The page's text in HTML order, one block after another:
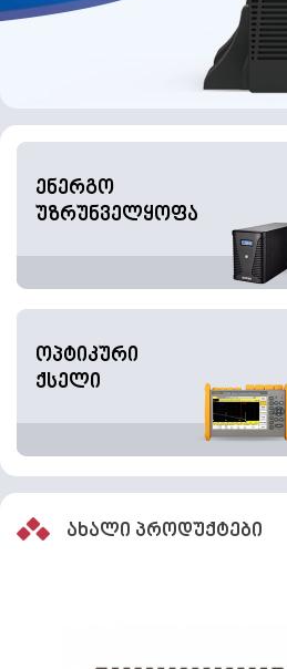
ენერგო
უზრუნველყოფა
ოპტიკური
ქსელი
ახალი პროდუქტები